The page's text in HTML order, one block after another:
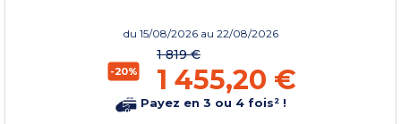
du 15/08/2026 au 22/08/2026
-20%
1 819 €
1 455,20 €
Payez en 3 ou 4 fois² !